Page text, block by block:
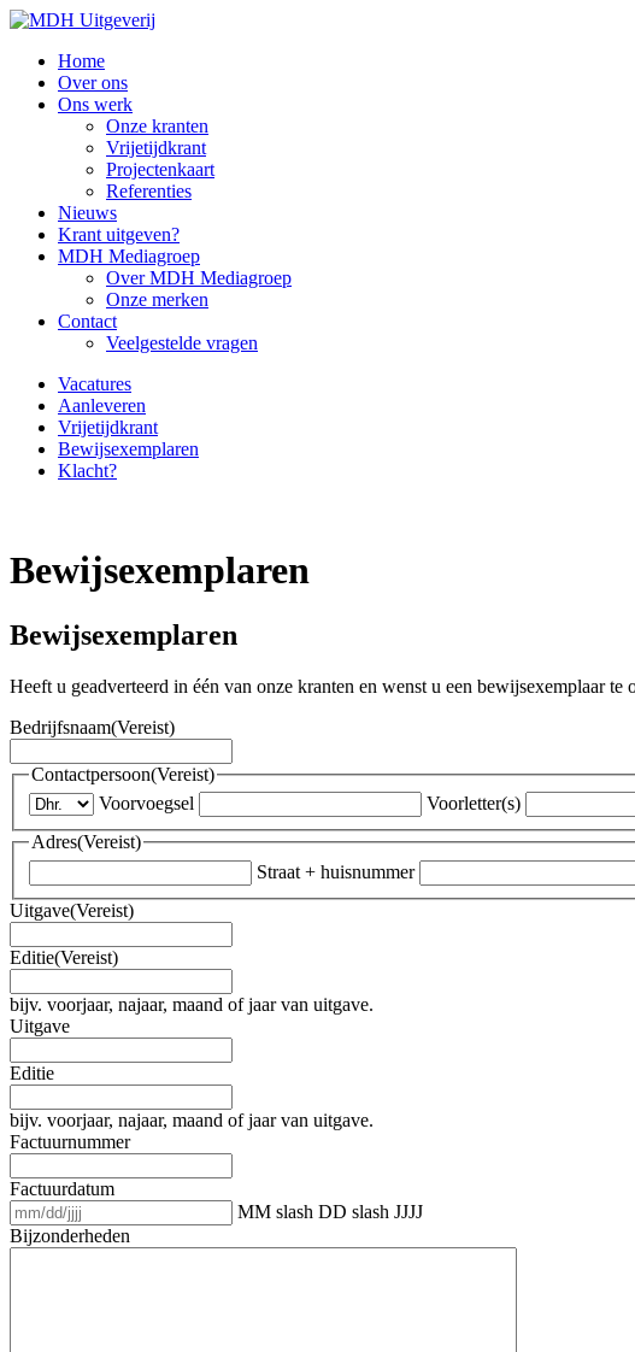
Home
Over ons
Ons werk
Onze kranten
Vrijetijdkrant
Projectenkaart
Referenties
Nieuws
Krant uitgeven?
MDH Mediagroep
Over MDH Mediagroep
Onze merken
Contact
Veelgestelde vragen
Vacatures
Aanleveren
Vrijetijdkrant
Bewijsexemplaren
Klacht?
Bewijsexemplaren
Bewijsexemplaren
Heeft u geadverteerd in één van onze kranten en wenst u een bewijsexemplaar
Bedrijfsnaam(Vereist)
Contactpersoon(Vereist)
Voorvoegsel
Voorletter(s)
Adres(Vereist)
Straat + huisnummer
Uitgave(Vereist)
Editie(Vereist)
bijv. voorjaar, najaar, maand of jaar van uitgave.
Uitgave
Editie
bijv. voorjaar, najaar, maand of jaar van uitgave.
Factuurnummer
Factuurdatum
MM slash DD slash JJJJ
Bijzonderheden